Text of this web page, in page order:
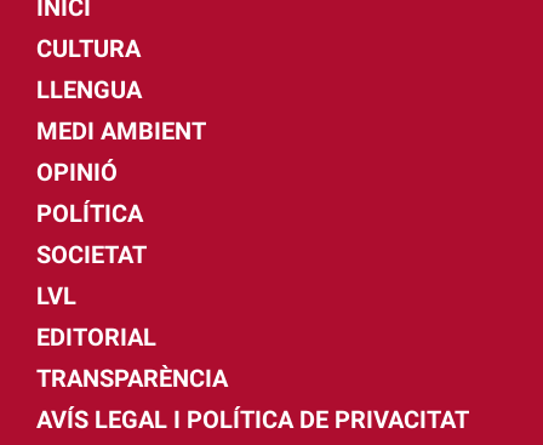
INICI
CULTURA
LLENGUA
MEDI AMBIENT
OPINIÓ
POLÍTICA
SOCIETAT
LVL
EDITORIAL
TRANSPARÈNCIA
AVÍS LEGAL I POLÍTICA DE PRIVACITAT